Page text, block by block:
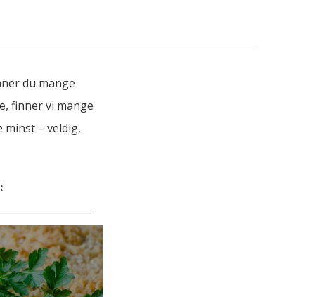
du mange
finner vi mange
– veldig,